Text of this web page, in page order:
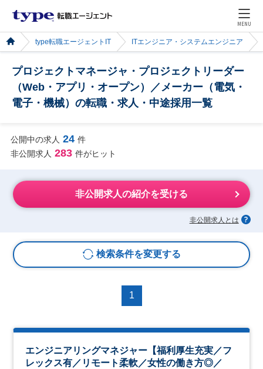
MENU
type転職エージェントIT ITエンジニア・システムエンジニア
プロジェクトマネージャ・プロジェクトリーダー
（Web・アプリ・オープン）／メーカー（電気・
電子・機械）の転職・求人・中途採用一覧
公開中の求人 24 件
非公開求人 283 件がヒット
非公開求人の紹介を受ける
非公開求人とは
検索条件を変更する
1
エンジニアリングマネジャー【福利厚生充実／フ
レックス有／リモート柔軟／女性の働き方◎／